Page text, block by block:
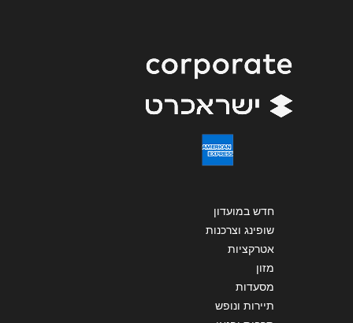
חדש במועדון
שופינג וצרכנות
אטרקציות
מזון
מסעדות
תיירות ונופש